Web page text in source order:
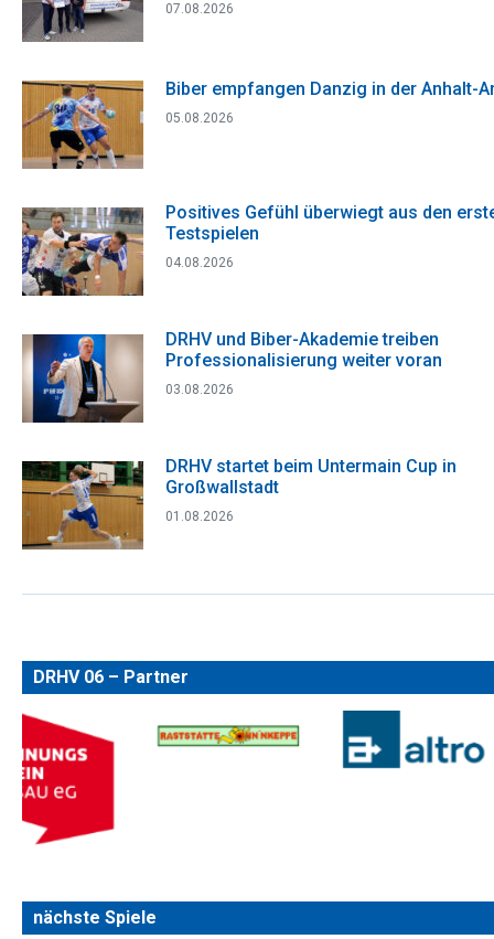
07.08.2026
Biber empfangen Danzig in der Anhalt-
05.08.2026
Positives Gefühl überwiegt aus den
Testspielen
04.08.2026
DRHV und Biber-Akademie treiben
Professionalisierung weiter voran
03.08.2026
DRHV startet beim Untermain Cup in
Großwallstadt
01.08.2026
DRHV 06 – Partner
nächste Spiele